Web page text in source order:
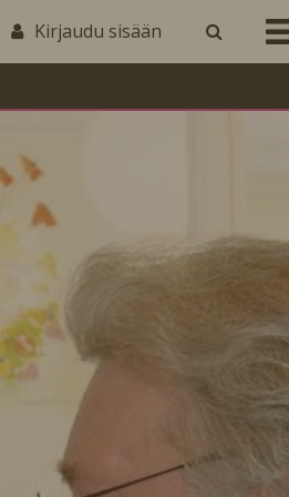
Kirjaudu sisään